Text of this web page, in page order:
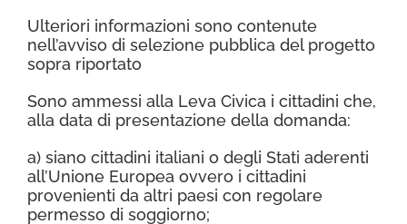
Ulteriori informazioni sono contenute
nell’avviso di selezione pubblica del progetto
sopra riportato
Sono ammessi alla Leva Civica i cittadini che,
alla data di presentazione della domanda:
a) siano cittadini italiani o degli Stati aderenti
all’Unione Europea ovvero i cittadini
provenienti da altri paesi con regolare
permesso di soggiorno;